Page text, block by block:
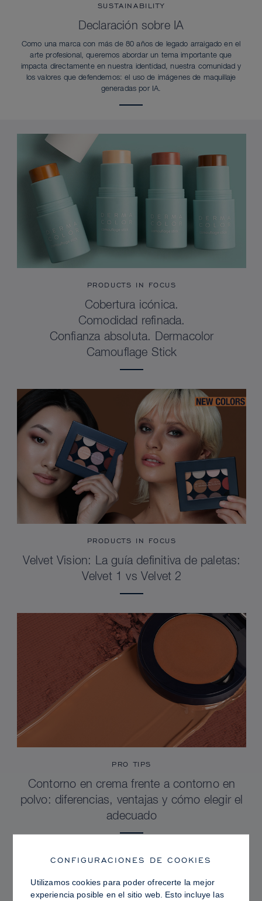
SUSTAINABILITY
Declaración sobre IA
Como una marca con más de 80 años de legado arraigado en el
arte profesional, queremos abordar un tema importante que
impacta directamente en nuestra identidad, nuestra comunidad y
los valores que defendemos: el uso de imágenes de maquillaje
generadas por IA.
PRODUCTS IN FOCUS
Cobertura icónica.
Comodidad refinada.
Confianza absoluta. Dermacolor
Camouflage Stick
PRODUCTS IN FOCUS
Velvet Vision: La guía definitiva de paletas:
Velvet 1 vs Velvet 2
PRO TIPS
Contorno en crema frente a contorno en
polvo: diferencias, ventajas y cómo elegir el
adecuado
CONFIGURACIONES DE COOKIES
Utilizamos cookies para poder ofrecerte la mejor
experiencia posible en el sitio web. Esto incluye las